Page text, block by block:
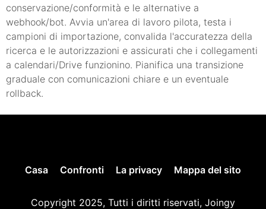
conservazione/conformità e le alternative a
webhook/bot. Avvia un'area di lavoro pilota, testa i
campioni di importazione, convalida l'accuratezza della
ricerca e le autorizzazioni e assicurati che i collegamenti
a calendari/Drive funzionino. Pianifica una transizione
graduale con comunicazioni chiare e un eventuale
rollback.
Casa Confronti La privacy Mappa del sito
Copyright 2025, Tutti i diritti riservati, Joingy